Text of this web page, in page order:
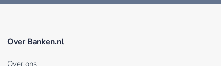
Over Banken.nl
Over ons